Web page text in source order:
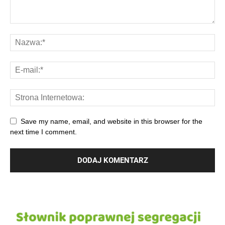
Save my name, email, and website in this browser for the
next time I comment.